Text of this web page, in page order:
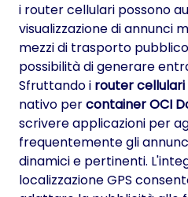
i router cellulari possono
visualizzazione di annunci
mezzi di trasporto
possibilità di generare
Sfruttando i router cellulari
nativo percontainer OCI
scrivere applicazioni per
frequentemente gli
dinamici e pertinenti.
localizzazione GPS